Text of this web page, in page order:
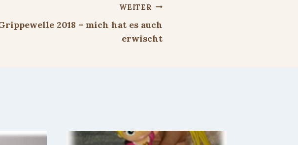
WEITER
2018 – mich hat es auch
erwischt